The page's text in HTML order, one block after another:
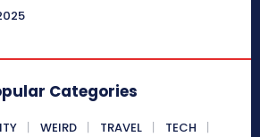
Categories
WEIRD TRAVEL
TECH